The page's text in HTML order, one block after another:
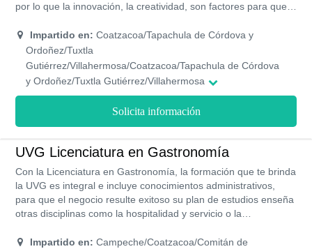
por lo que la innovación, la creatividad, son factores para que
de los diseñadores, esta cualidades se fortalecen cuando la
UVG te ofrece las mejores herramientas, estupendas
instalaciones, planes educativos de calidad y excelentes
profesores para garantizar tu desarrollo y crecimiento como
estudiante como profesionista, potencializando todas tus
Impartido en: Coatzacoa/Tapachula de Córdova y
Ordoñez/Tuxtla
Gutiérrez/Villahermosa/Coatzacoa/Tapachula de Córdova
y Ordoñez/Tuxtla Gutiérrez/Villahermosa
Solicita información
UVG Licenciatura en Gastronomía
Con la Licenciatura en Gastronomía, la formación que te brinda
la UVG es integral e incluye conocimientos administrativos,
para que el negocio resulte exitoso su plan de estudios enseña
otras disciplinas como la hospitalidad y servicio o la
las personas de cierto lugar, por lo que la preparación de
Impartido en: Campeche/Coatzacoa/Comitán de